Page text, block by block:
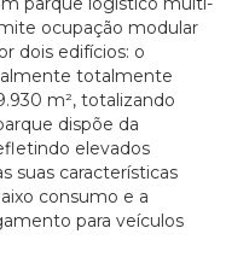
ocupação modular
dois edifícios: o
totalmente
m², totalizando
dispõe da
elevados
suas características
consumo e a
para veículos